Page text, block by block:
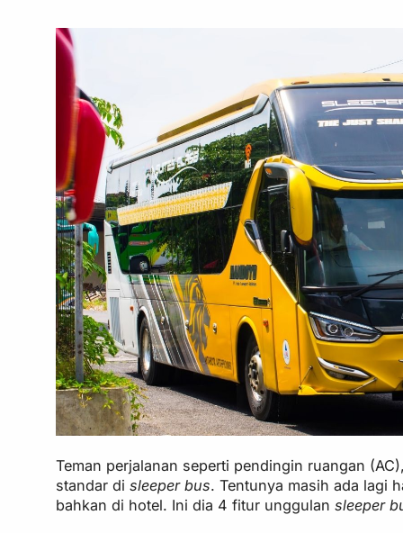
Teman perjalanan seperti pendingin ruangan
standar disleeper bus. Tentunya masih ada lagi
bahkan di hotel. Ini dia 4 fitur unggulansleeper